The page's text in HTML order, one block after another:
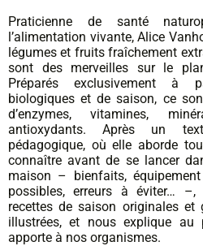
Praticienne de santé
l’alimentation vivante, Alice
légumes et fruits fraîchement
sont des merveilles sur le
Préparés exclusivement à
biologiques et de saison, ce
d’enzymes, vitamines,
antioxydants. Après un
pédagogique, où elle aborde
connaître avant de se lancer
maison – bienfaits,
possibles, erreurs à éviter… –,
recettes de saison originales et
illustrées, et nous explique au
apporte à nos organismes.